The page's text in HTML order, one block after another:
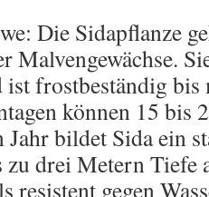
Die Sidapflanze
Malvengewächse.
frostbeständig bis
können 15 bis
Jahr bildet Sida ein
drei Metern Tiefe
resistent gegen